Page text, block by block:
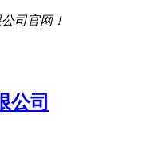
司官网！